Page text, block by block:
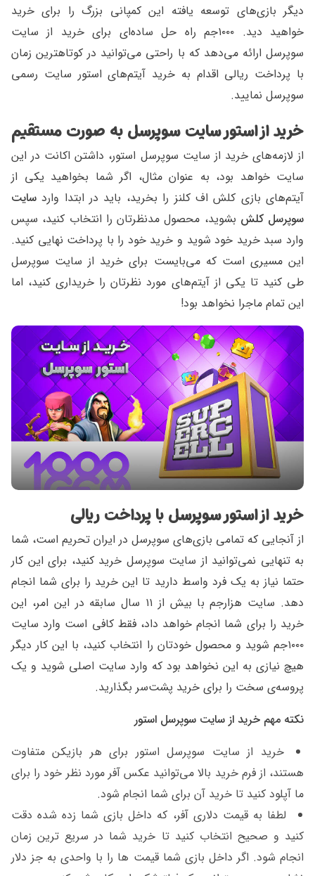
دیگر بازی‌های توسعه یافته این کمپانی بزرگ را برای خرید
خواهید دید. ۱۰۰۰جم راه حل ساده‌ای برای خرید از سایت
سوپرسل ارائه می‌دهد که با راحتی می‌توانید در کوتاهترین زمان
با پرداخت ریالی اقدام به خرید آیتم‌های استور سایت رسمی
سوپرسل نمایید.
خرید از استور سایت سوپرسل به صورت مستقیم
از لازمه‌های خرید از سایت سوپرسل استور، داشتن اکانت در این
سایت خواهد بود، به عنوان مثال، اگر شما بخواهید یکی از
آیتم‌های بازی کلش اف کلنز را بخرید، باید در ابتدا وار‌د سایت
سوپرسل کلش بشوید، محصول مدنظرتان را انتخاب کنید، سپس
وارد سبد خرید خود شوید و خرید خود را با پرداخت نهایی کنید.
این مسیری است که می‌بایست برای خرید از سایت سوپرسل
طی کنید تا یکی از آیتم‌های مورد نظرتان را خریداری کنید، اما
این تمام ماجرا نخواهد بود!
خرید از استور سوپرسل با پرداخت ریالی
از آنجایی که تمامی بازی‌های سوپرسل در ایران تحریم است، شما
به تنهایی نمی‌توانید از سایت سوپرسل خرید کنید، برای این کار
حتما نیاز به یک فرد واسط دارید تا این خرید را برای شما انجام
دهد. سایت هزارجم با بیش از ۱۱ سال سابقه در این امر، این
خرید را برای شما انجام خواهد داد، فقط کافی است وارد سایت
۱۰۰۰جم شوید و محصول خودتان را انتخاب کنید، با این کار دیگر
هیچ نیازی به این نخواهد بود که وارد سایت اصلی شوید و یک
پروسه‌ی سخت را برای خرید پشت‌سر بگذارید.
نکته مهم خرید از سایت سوپرسل استور
خرید از سایت سوپرسل استور برای هر بازیکن متفاوت
هستند، از فرم خرید بالا می‌توانید عکس آفر مورد نظر خود را برای
ما آپلود کنید تا خرید آن برای شما انجام شود.
لطفا به قیمت دلاری آفر، که داخل بازی شما زده شده دقت
کنید و صحیح انتخاب کنید تا خرید شما در سریع ترین زمان
انجام شود. اگر داخل بازی شما قیمت ها را با واحدی به جز دلار